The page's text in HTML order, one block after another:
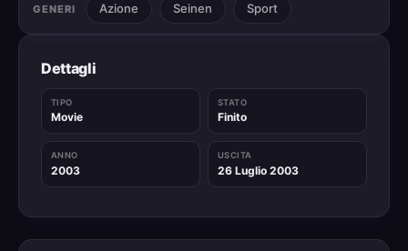
GENERI Azione Seinen Sport
Dettagli
TIPO
Movie
STATO
Finito
ANNO
2003
USCITA
26 Luglio 2003